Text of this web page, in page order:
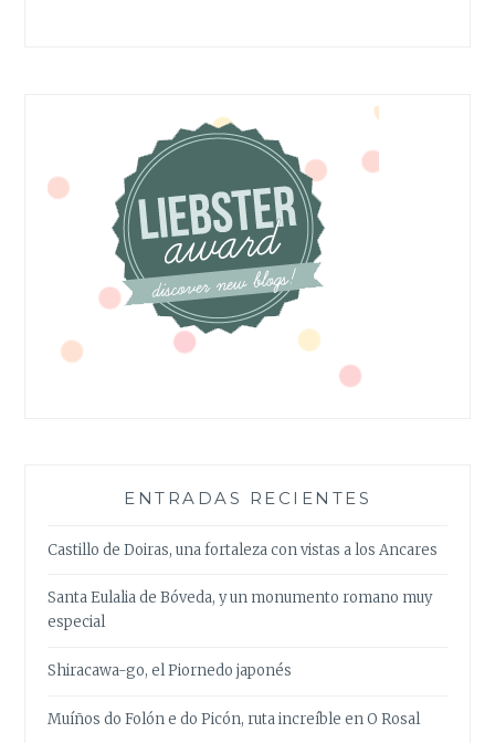
ENTRADAS RECIENTES
Castillo de Doiras, una fortaleza con vistas a los Ancares
Santa Eulalia de Bóveda, y un monumento romano muy
especial
Shiracawa-go, el Piornedo japonés
Muíños do Folón e do Picón, ruta increíble en O Rosal